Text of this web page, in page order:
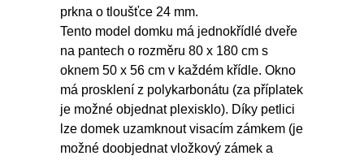
prkna o tloušťce 24 mm.
Tento model domku má jednokřídlé dveře
na pantech o rozměru 80 x 180 cm s
oknem 50 x 56 cm v každém křídle. Okno
má prosklení z polykarbonátu (za příplatek
je možné objednat plexisklo). Díky petlici
lze domek uzamknout visacím zámkem (je
možné doobjednat vložkový zámek a